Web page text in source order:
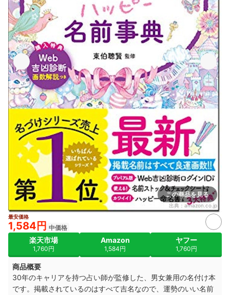
この商品を見る
出典： amazon.co.jp
最安価格
1,584円 中価格
楽天市場
1,760円
Amazon
1,584円
ヤフー
1,760円
商品概要
30年のキャリアを持つ占い師が監修した、男女兼用の名付け本
です。掲載されているのはすべて吉名なので、運勢のいい名前